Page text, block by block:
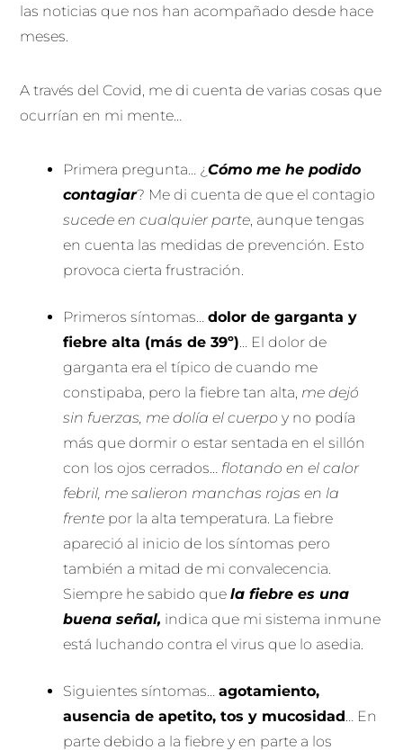
las noticias que nos han acompañado desde hace
meses.
A través del Covid, me di cuenta de varias cosas que
ocurrían en mi mente…
Primera pregunta… ¿Cómo me he podido
contagiar? Me di cuenta de que el contagio
sucede en cualquier parte, aunque tengas
en cuenta las medidas de prevención. Esto
provoca cierta frustración.
Primeros síntomas…dolor de garganta y
fiebre alta (más de 39º)… El dolor de
garganta era el típico de cuando me
constipaba, pero la fiebre tan alta, me dejó
sin fuerzas, me dolía el cuerpo y no podía
más que dormir o estar sentada en el sillón
con los ojos cerrados… flotando en el calor
febril, me salieron manchas rojas en la
frente por la alta temperatura. La fiebre
apareció al inicio de los síntomas pero
también a mitad de mi convalecencia.
Siempre he sabido quela fiebre es una
buena señal, indica que mi sistema inmune
está luchando contra el virus que lo asedia.
Siguientes síntomas…agotamiento,
ausencia de apetito, tos y mucosidad… En
parte debido a la fiebre y en parte a los